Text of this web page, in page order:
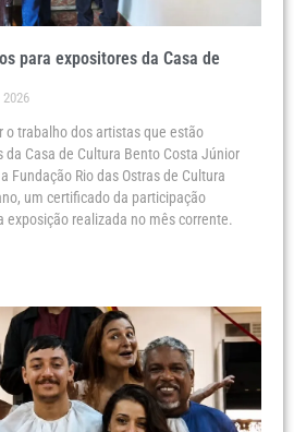
para expositores da Casa de
o trabalho dos artistas que estão
Casa de Cultura Bento Costa Júnior
Fundação Rio das Ostras de Cultura
um certificado da participação
exposição realizada no mês corrente.